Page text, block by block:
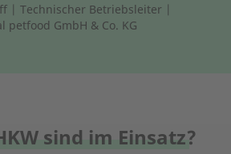
| Technischer Betriebsleiter |
petfood GmbH & Co. KG
sind im Einsatz?